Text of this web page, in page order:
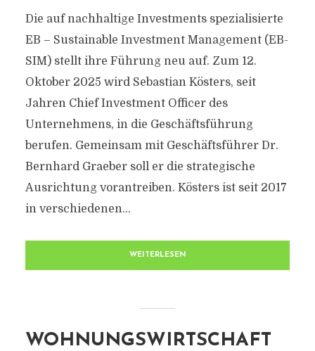
Die auf nachhaltige Investments spezialisierte
EB – Sustainable Investment Management (EB-
SIM) stellt ihre Führung neu auf. Zum 12.
Oktober 2025 wird Sebastian Kösters, seit
Jahren Chief Investment Officer des
Unternehmens, in die Geschäftsführung
berufen. Gemeinsam mit Geschäftsführer Dr.
Bernhard Graeber soll er die strategische
Ausrichtung vorantreiben. Kösters ist seit 2017
in verschiedenen...
WEITERLESEN
WOHNUNGSWIRTSCHAFT